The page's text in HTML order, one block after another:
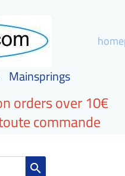
Mainsprings
orders over 10€
commande
search